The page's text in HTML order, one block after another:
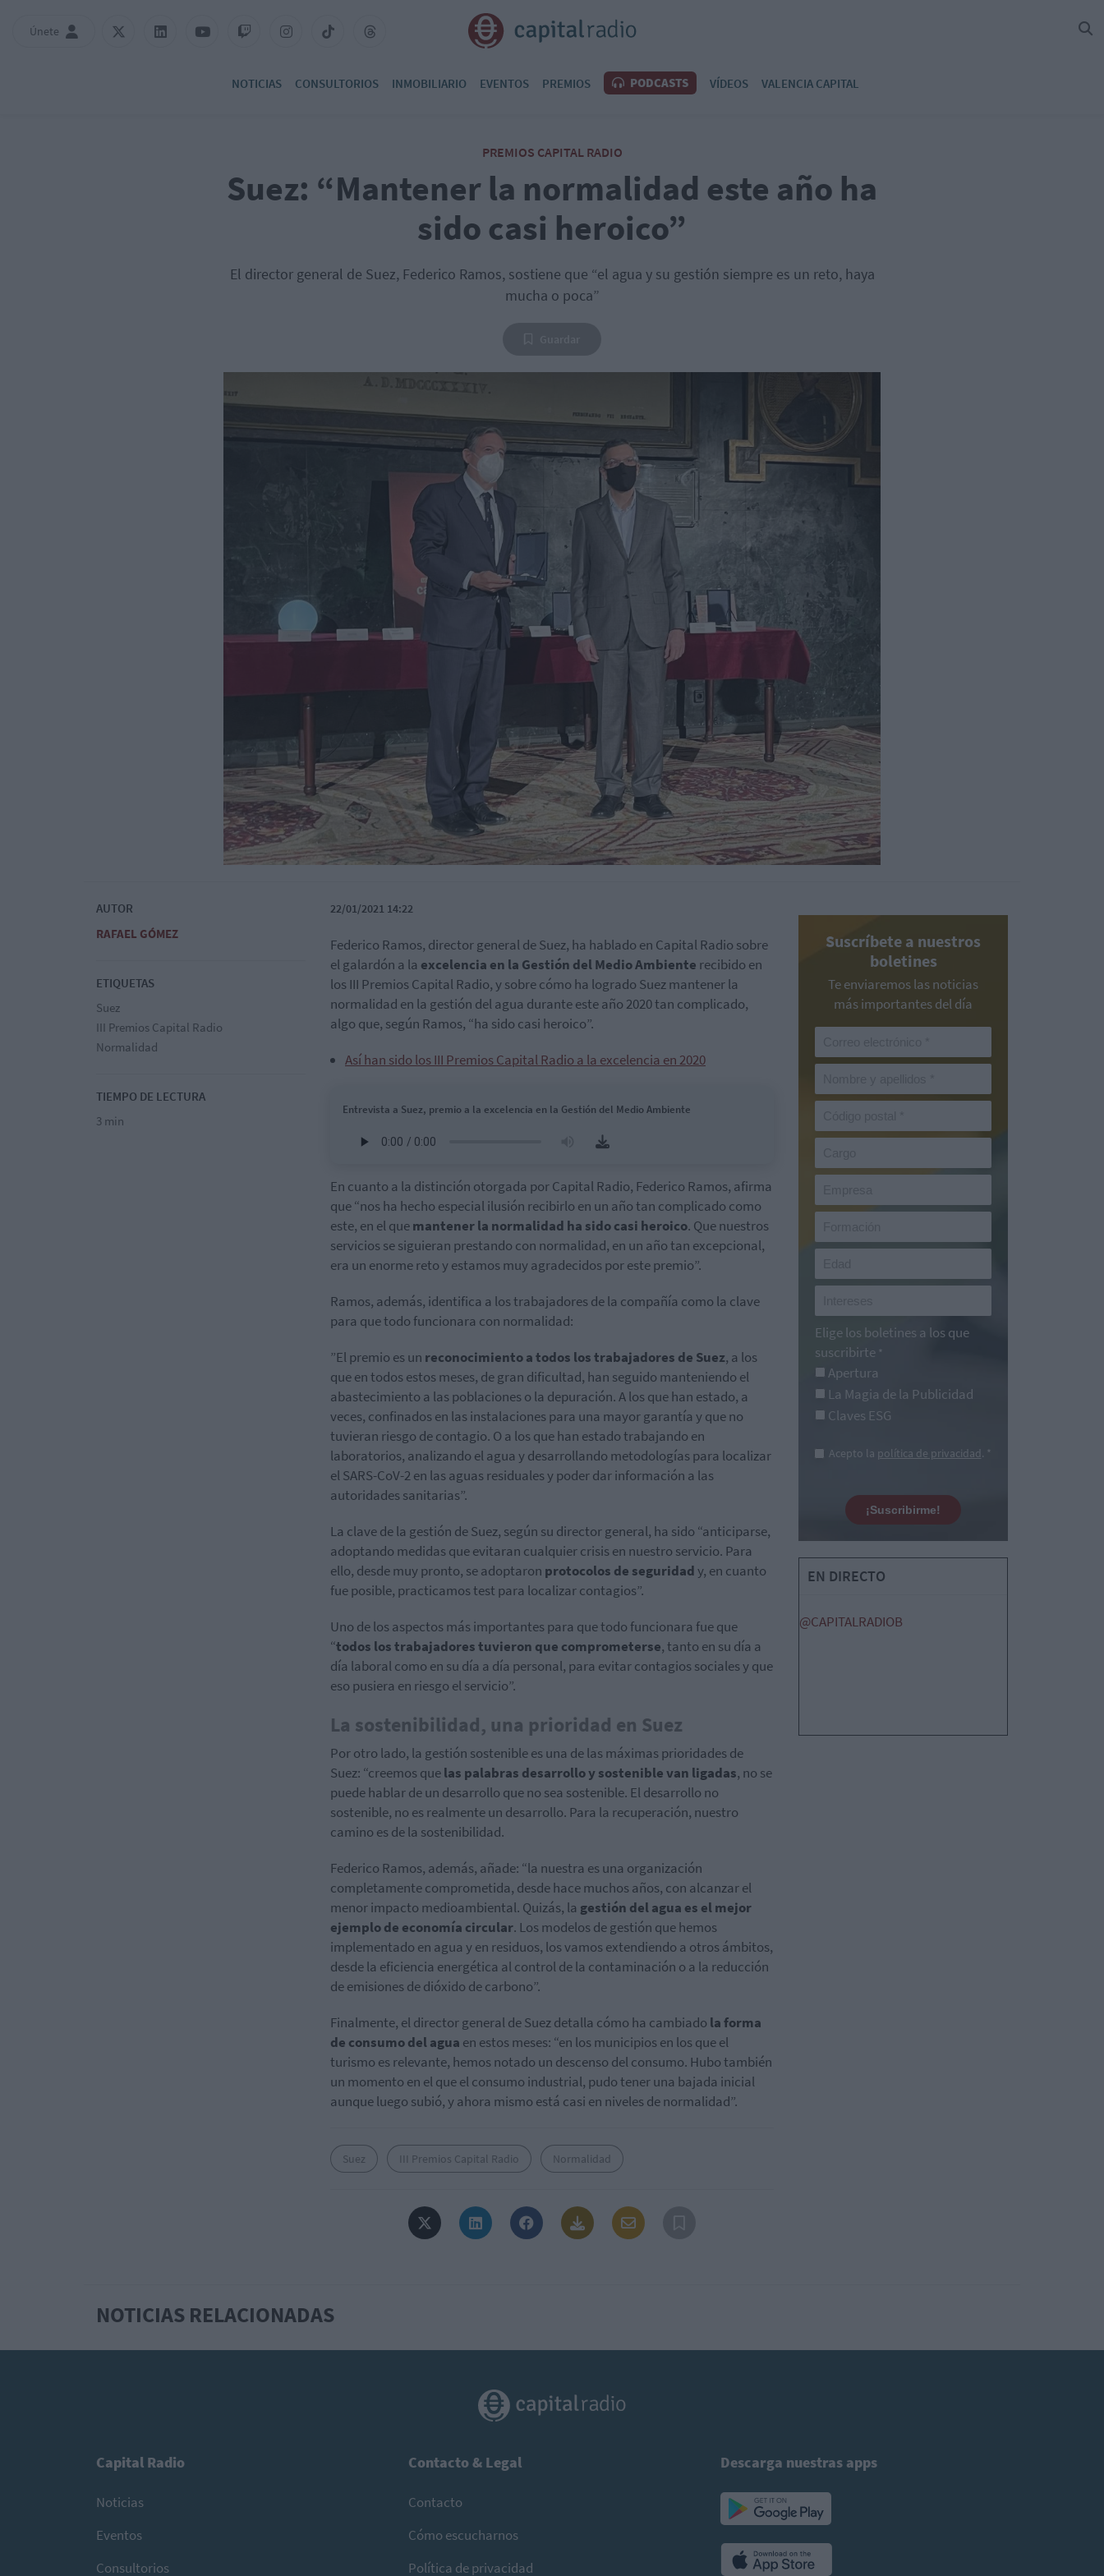
Únete
NOTICIAS CONSULTORIOS INMOBILIARIO EVENTOS PREMIOS PODCASTS VÍDEOS VALENCIA CAPITAL
PREMIOS CAPITAL RADIO
Suez: “Mantener la normalidad este año ha
sido casi heroico”
El director general de Suez, Federico Ramos, sostiene que “el agua y su gestión siempre es un reto, haya
mucha o poca”
AUTOR
RAFAEL GÓMEZ
ETIQUETAS
Suez
III Premios Capital Radio
Normalidad
TIEMPO DE LECTURA
3 min
22/01/2021 14:22
Federico Ramos, director general de Suez, ha hablado en Capital Radio sobre
el galardón a la excelencia en la Gestión del Medio Ambiente recibido en
los III Premios Capital Radio, y sobre cómo ha logrado Suez mantener la
normalidad en la gestión del agua durante este año 2020 tan complicado,
algo que, según Ramos, “ha sido casi heroico”.
Así han sido los III Premios Capital Radio a la excelencia en 2020
Entrevista a Suez, premio a la excelencia en la Gestión del Medio Ambiente
En cuanto a la distinción otorgada por Capital Radio, Federico Ramos, afirma
que “nos ha hecho especial ilusión recibirlo en un año tan complicado como
este, en el quemantener la normalidad ha sido casi heroico. Que nuestros
servicios se siguieran prestando con normalidad, en un año tan excepcional,
era un enorme reto y estamos muy agradecidos por este premio”.
Ramos, además, identifica a los trabajadores de la compañía como la clave
para que todo funcionara con normalidad:
”El premio es un reconocimiento a todos los trabajadores de Suez, a los
que en todos estos meses, de gran dificultad, han seguido manteniendo el
abastecimiento a las poblaciones o la depuración. A los que han estado, a
veces, confinados en las instalaciones para una mayor garantía y que no
tuvieran riesgo de contagio. O a los que han estado trabajando en
laboratorios, analizando el agua y desarrollando metodologías para localizar
el SARS-CoV-2 en las aguas residuales y poder dar información a las
autoridades sanitarias”.
La clave de la gestión de Suez, según su director general, ha sido “anticiparse,
adoptando medidas que evitaran cualquier crisis en nuestro servicio. Para
ello, desde muy pronto, se adoptaron protocolos de seguridady, en cuanto
fue posible, practicamos test para localizar contagios”.
Uno de los aspectos más importantes para que todo funcionara fue que
“todos los trabajadores tuvieron que comprometerse, tanto en su día a
día laboral como en su día a día personal, para evitar contagios sociales y que
eso pusiera en riesgo el servicio”.
La sostenibilidad, una prioridad en Suez
Por otro lado, la gestión sostenible es una de las máximas prioridades de
Suez: “creemos quelas palabras desarrollo y sostenible van ligadas, no se
puede hablar de un desarrollo que no sea sostenible. El desarrollo no
sostenible, no es realmente un desarrollo. Para la recuperación, nuestro
camino es de la sostenibilidad.
Federico Ramos, además, añade: “la nuestra es una organización
completamente comprometida, desde hace muchos años, con alcanzar el
menor impacto medioambiental. Quizás, la gestión del agua es el mejor
ejemplo de economía circular. Los modelos de gestión que hemos
implementado en agua y en residuos, los vamos extendiendo a otros ámbitos,
desde la eficiencia energética al control de la contaminación o a la reducción
de emisiones de dióxido de carbono”.
Finalmente, el director general de Suez detalla cómo ha cambiado la forma
de consumo del agua en estos meses: “en los municipios en los que el
turismo es relevante, hemos notado un descenso del consumo. Hubo también
un momento en el que el consumo industrial, pudo tener una bajada inicial
aunque luego subió, y ahora mismo está casi en niveles de normalidad”.
Suez III Premios Capital Radio Normalidad
Suscríbete a nuestros
boletines
Te enviaremos las noticias
más importantes del día
Elige los boletines a los que
suscribirte *
Apertura
La Magia de la Publicidad
Claves ESG
Acepto la política de privacidad. *
¡Suscribirme!
EN DIRECTO
@CAPITALRADIOB
NOTICIAS RELACIONADAS
Capital Radio
Noticias
Eventos
Consultorios
Contacto & Legal
Contacto
Cómo escucharnos
Política de privacidad
Descarga nuestras apps